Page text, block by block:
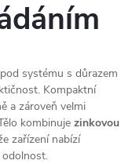
systému s důrazem
Kompaktní
a zároveň velmi
kombinuje zinkovou
zařízení nabízí